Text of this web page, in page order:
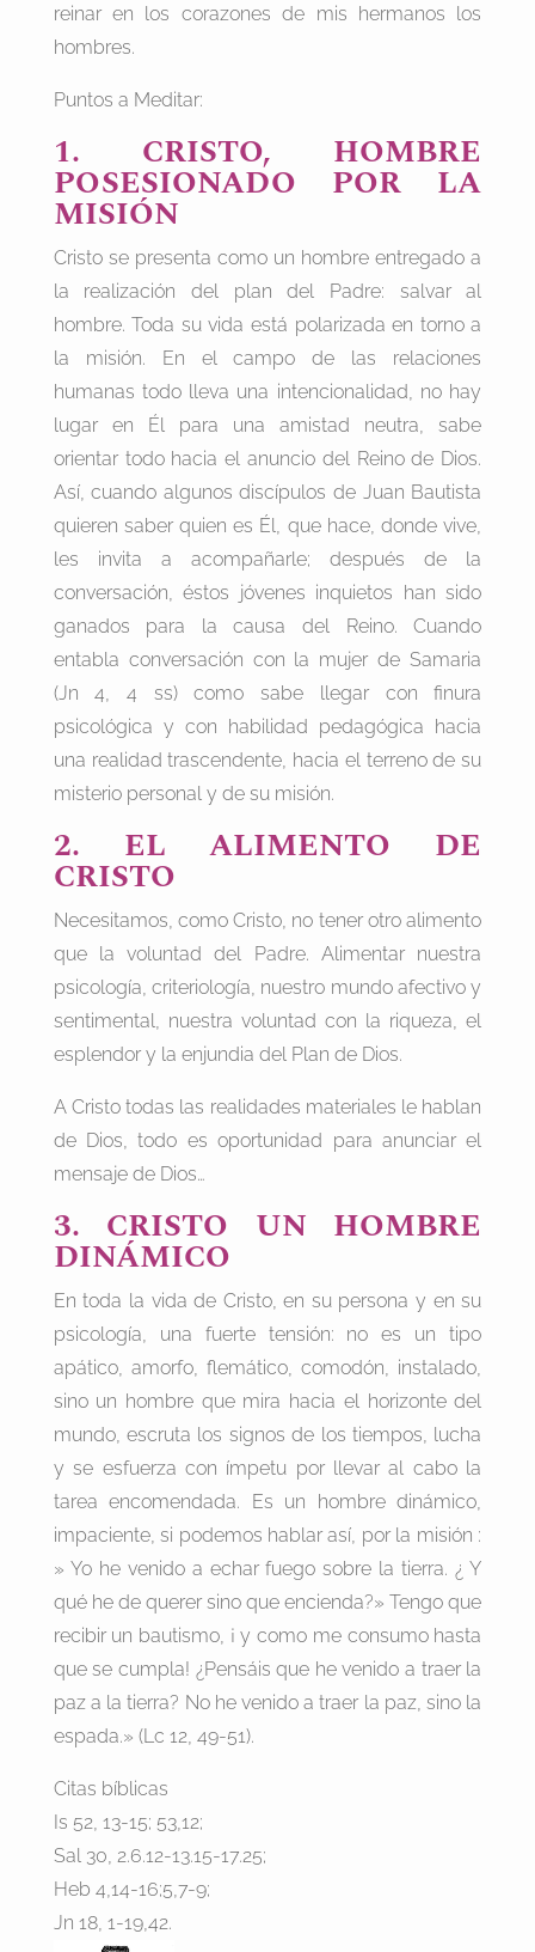
reinar en los corazones de mis hermanos los
hombres.
Puntos a Meditar:
1. CRISTO, HOMBRE
POSESIONADO POR LA
MISIÓN
Cristo se presenta como un hombre entregado a
la realización del plan del Padre: salvar al
hombre. Toda su vida está polarizada en torno a
la misión. En el campo de las relaciones
humanas todo lleva una intencionalidad, no hay
lugar en Él para una amistad neutra, sabe
orientar todo hacia el anuncio del Reino de Dios.
Así, cuando algunos discípulos de Juan Bautista
quieren saber quien es Él, que hace, donde vive,
les invita a acompañarle; después de la
conversación, éstos jóvenes inquietos han sido
ganados para la causa del Reino. Cuando
entabla conversación con la mujer de Samaria
(Jn 4, 4 ss) como sabe llegar con finura
psicológica y con habilidad pedagógica hacia
una realidad trascendente, hacia el terreno de su
misterio personal y de su misión.
2. EL ALIMENTO DE
CRISTO
Necesitamos, como Cristo, no tener otro alimento
que la voluntad del Padre. Alimentar nuestra
psicología, criteriología, nuestro mundo afectivo y
sentimental, nuestra voluntad con la riqueza, el
esplendor y la enjundia del Plan de Dios.
A Cristo todas las realidades materiales le hablan
de Dios, todo es oportunidad para anunciar el
mensaje de Dios…
3. CRISTO UN HOMBRE
DINÁMICO
En toda la vida de Cristo, en su persona y en su
psicología, una fuerte tensión: no es un tipo
apático, amorfo, flemático, comodón, instalado,
sino un hombre que mira hacia el horizonte del
mundo, escruta los signos de los tiempos, lucha
y se esfuerza con ímpetu por llevar al cabo la
tarea encomendada. Es un hombre dinámico,
impaciente, si podemos hablar así, por la misión :
» Yo he venido a echar fuego sobre la tierra. ¿ Y
qué he de querer sino que encienda?» Tengo que
recibir un bautismo, ¡ y como me consumo hasta
que se cumpla! ¿Pensáis que he venido a traer la
paz a la tierra? No he venido a traer la paz, sino la
espada.» (Lc 12, 49-51).
Citas bíblicas
Is 52, 13-15; 53,12;
Sal 30, 2.6.12-13.15-17.25;
Heb 4,14-16;5,7-9;
Jn 18, 1-19,42.